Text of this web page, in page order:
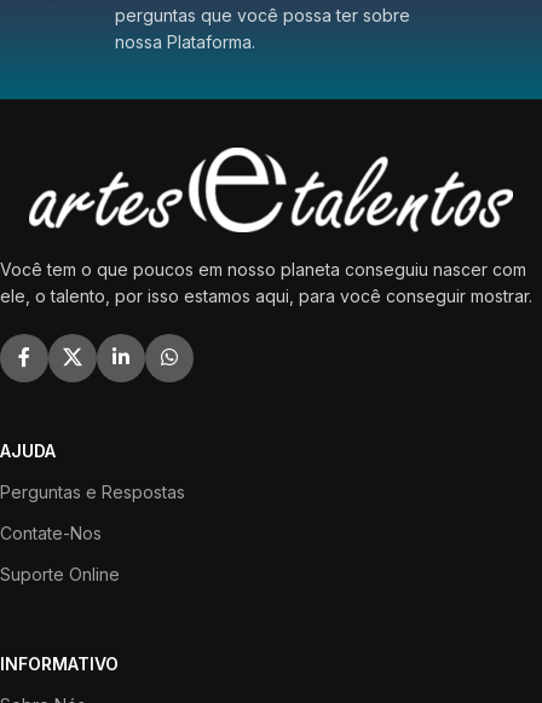
perguntas que você possa ter sobre
nossa Plataforma.
Você tem o que poucos em nosso planeta conseguiu nascer com
ele, o talento, por isso estamos aqui, para você conseguir mostrar.
AJUDA
Perguntas e Respostas
Contate-Nos
Suporte Online
INFORMATIVO